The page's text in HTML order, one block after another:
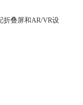
折叠屏和AR/VR设